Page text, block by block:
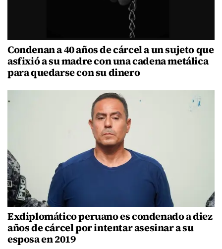
Condenan a 40 años de cárcel a un sujeto que
asfixió a su madre con una cadena metálica
para quedarse con su dinero
Exdiplomático peruano es condenado a diez
años de cárcel por intentar asesinar a su
esposa en 2019